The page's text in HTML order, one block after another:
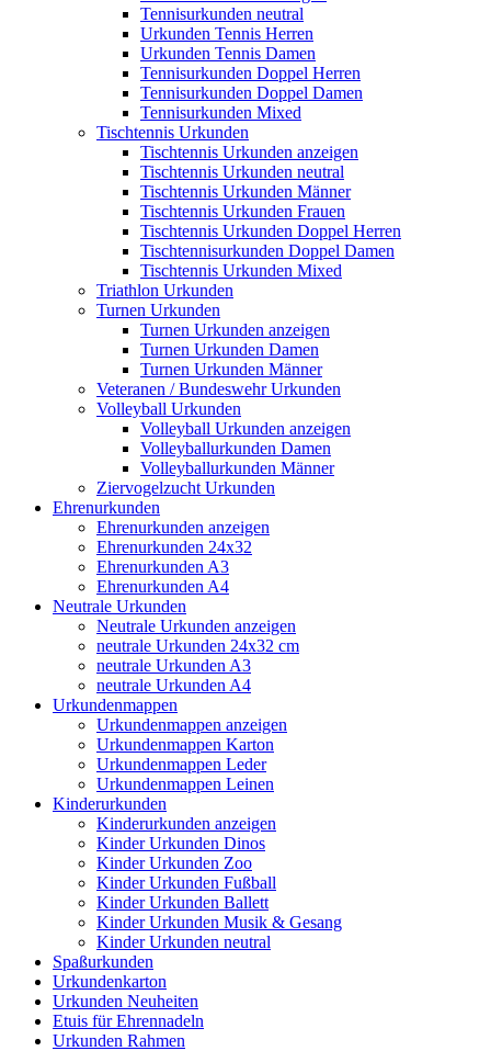
Tennisurkunden neutral
Urkunden Tennis Herren
Urkunden Tennis Damen
Tennisurkunden Doppel Herren
Tennisurkunden Doppel Damen
Tennisurkunden Mixed
Tischtennis Urkunden
Tischtennis Urkunden anzeigen
Tischtennis Urkunden neutral
Tischtennis Urkunden Männer
Tischtennis Urkunden Frauen
Tischtennis Urkunden Doppel Herren
Tischtennisurkunden Doppel Damen
Tischtennis Urkunden Mixed
Triathlon Urkunden
Turnen Urkunden
Turnen Urkunden anzeigen
Turnen Urkunden Damen
Turnen Urkunden Männer
Veteranen / Bundeswehr Urkunden
Volleyball Urkunden
Volleyball Urkunden anzeigen
Volleyballurkunden Damen
Volleyballurkunden Männer
Ziervogelzucht Urkunden
Ehrenurkunden
Ehrenurkunden anzeigen
Ehrenurkunden 24x32
Ehrenurkunden A3
Ehrenurkunden A4
Neutrale Urkunden
Neutrale Urkunden anzeigen
neutrale Urkunden 24x32 cm
neutrale Urkunden A3
neutrale Urkunden A4
Urkundenmappen
Urkundenmappen anzeigen
Urkundenmappen Karton
Urkundenmappen Leder
Urkundenmappen Leinen
Kinderurkunden
Kinderurkunden anzeigen
Kinder Urkunden Dinos
Kinder Urkunden Zoo
Kinder Urkunden Fußball
Kinder Urkunden Ballett
Kinder Urkunden Musik & Gesang
Kinder Urkunden neutral
Spaßurkunden
Urkundenkarton
Urkunden Neuheiten
Etuis für Ehrennadeln
Urkunden Rahmen